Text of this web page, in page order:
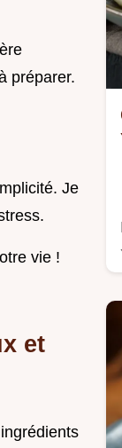
préparer.
Je
vie !
et